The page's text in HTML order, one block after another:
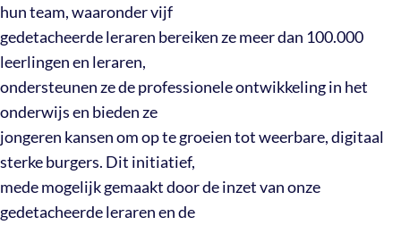
hun team, waaronder vijf
gedetacheerde leraren bereiken ze meer dan 100.000
leerlingen en leraren,
ondersteunen ze de professionele ontwikkeling in het
onderwijs en bieden ze
jongeren kansen om op te groeien tot weerbare, digitaal
sterke burgers. Dit initiatief,
mede mogelijk gemaakt door de inzet van onze
gedetacheerde leraren en de